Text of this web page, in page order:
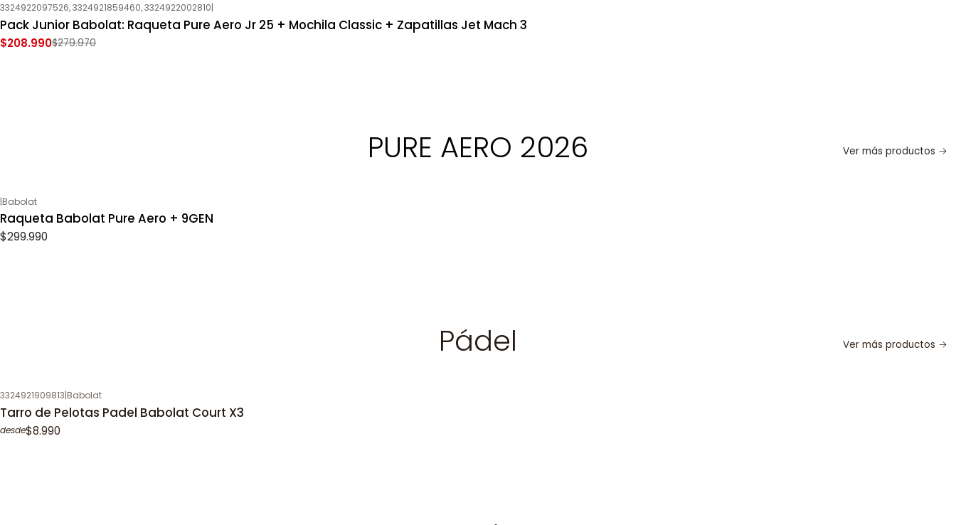
-25% OFF
Nuevo
3324922097526, 3324921859460, 3324922002810|
Pack Junior Babolat: Raqueta Pure Aero Jr 25 + Mochila Classic + Zapatillas Jet Mach 3
$208.990$279.970
PURE AERO 2026 Ver más productos
|Babolat
Raqueta Babolat Pure Aero + 9GEN
$299.990
Pádel Ver más productos
3324921909813|Babolat
Tarro de Pelotas Padel Babolat Court X3
desde$8.990